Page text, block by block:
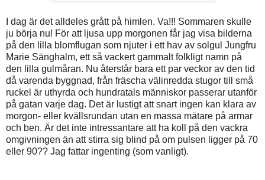
I dag är det alldeles grått på himlen. Va!!! Sommaren skulle
ju börja nu! För att ljusa upp morgonen får jag visa bilderna
på den lilla blomflugan som njuter i ett hav av solgul Jungfru
Marie Sänghalm, ett så vackert gammalt folkligt namn på
den lilla gulmåran. Nu återstår bara ett par veckor av den tid
då varenda byggnad, från fräscha välinredda stugor till små
ruckel är uthyrda och hundratals människor passerar utanför
på gatan varje dag. Det är lustigt att snart ingen kan klara av
morgon- eller kvällsrundan utan en massa mätare på armar
och ben. Är det inte intressantare att ha koll på den vackra
omgivningen än att stirra sig blind på om pulsen ligger på 70
eller 90?? Jag fattar ingenting (som vanligt).